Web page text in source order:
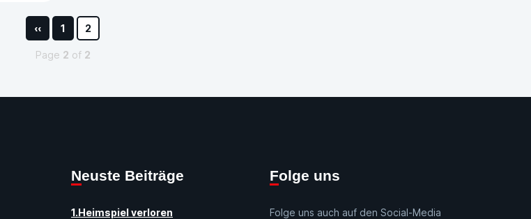
‹‹ 1 2
Page 2 of 2
Neuste Beiträge
1.Heimspiel verloren
Folge uns
Folge uns auch auf den Social-Media